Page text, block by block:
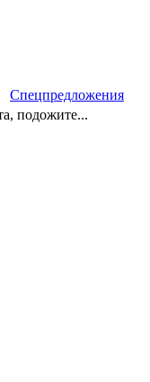
Спецпредложения
подожите...